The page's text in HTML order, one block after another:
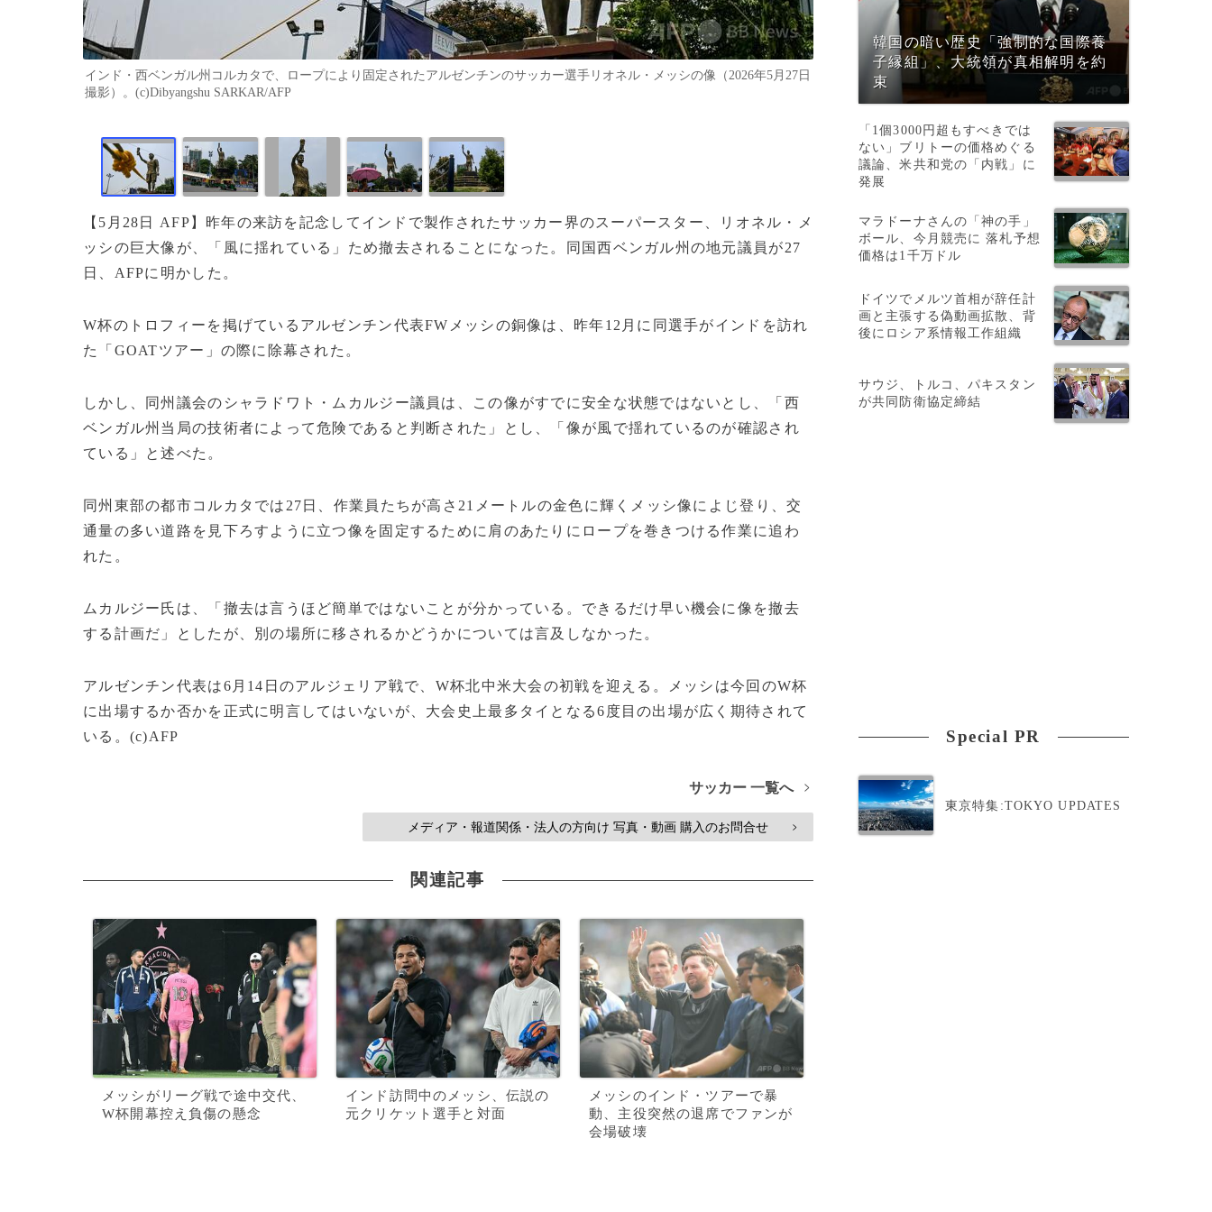
インド・西ベンガル州コルカタで、ロープにより固定されたアルゼンチンのサッカー選手リオネル・メッシの像（2026年5月27日
撮影）。(c)Dibyangshu SARKAR/AFP
【5月28日 AFP】昨年の来訪を記念してインドで製作されたサッカー界のスーパースター、リオネル・メ
ッシの巨大像が、「風に揺れている」ため撤去されることになった。同国西ベンガル州の地元議員が27
日、AFPに明かした。
W杯のトロフィーを掲げているアルゼンチン代表FWメッシの銅像は、昨年12月に同選手がインドを訪れ
た「GOATツアー」の際に除幕された。
しかし、同州議会のシャラドワト・ムカルジー議員は、この像がすでに安全な状態ではないとし、「西
ベンガル州当局の技術者によって危険であると判断された」とし、「像が風で揺れているのが確認され
ている」と述べた。
同州東部の都市コルカタでは27日、作業員たちが高さ21メートルの金色に輝くメッシ像によじ登り、交
通量の多い道路を見下ろすように立つ像を固定するために肩のあたりにロープを巻きつける作業に追わ
れた。
ムカルジー氏は、「撤去は言うほど簡単ではないことが分かっている。できるだけ早い機会に像を撤去
する計画だ」としたが、別の場所に移されるかどうかについては言及しなかった。
アルゼンチン代表は6月14日のアルジェリア戦で、W杯北中米大会の初戦を迎える。メッシは今回のW杯
に出場するか否かを正式に明言してはいないが、大会史上最多タイとなる6度目の出場が広く期待されて
いる。(c)AFP
サッカー 一覧へ >
メディア・報道関係・法人の方向け 写真・動画 購入のお問合せ >
関連記事
メッシがリーグ戦で途中交代、
W杯開幕控え負傷の懸念
インド訪問中のメッシ、伝説の
元クリケット選手と対面
メッシのインド・ツアーで暴
動、主役突然の退席でファンが
会場破壊
韓国の暗い歴史「強制的な国際養
子縁組」、大統領が真相解明を約
束
「1個3000円超もすべきでは
ない」ブリトーの価格めぐる
議論、米共和党の「内戦」に
発展
マラドーナさんの「神の手」
ボール、今月競売に 落札予想
価格は1千万ドル
ドイツでメルツ首相が辞任計
画と主張する偽動画拡散、背
後にロシア系情報工作組織
サウジ、トルコ、パキスタン
が共同防衛協定締結
Special PR
東京特集:TOKYO UPDATES